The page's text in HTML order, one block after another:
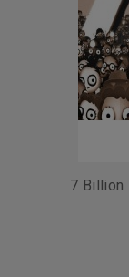
7 Billion